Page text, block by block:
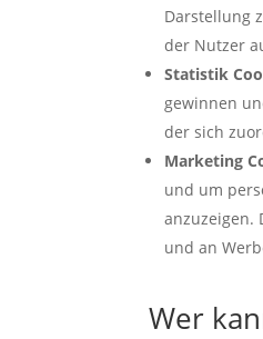
Darstellung
der Nutzer
Statistik
gewinnen
der sich
Marketing
und um
anzuzeigen.
und an
Wer